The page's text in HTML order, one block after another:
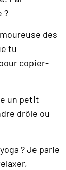
?
des
tu
copier-
un petit
drôle ou
? Je parie